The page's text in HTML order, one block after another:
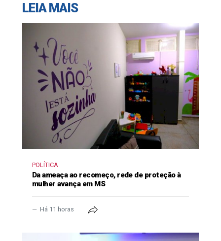
LEIA MAIS
POLÍTICA
Da ameaça ao recomeço, rede de proteção à
mulher avança em MS
Há 11 horas